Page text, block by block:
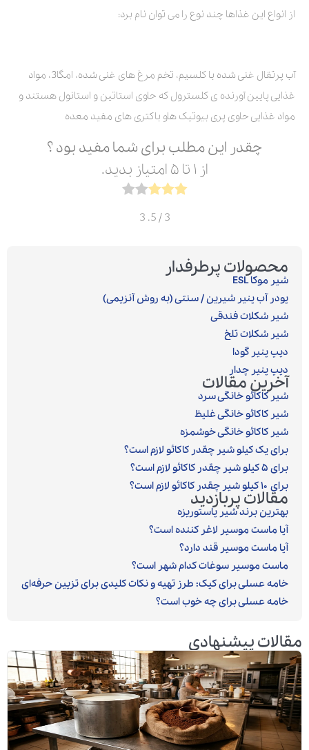
از انواع این غذاها چند نوع را می توان نام برد:
آب پرتقال غنی شده با کلسیم، تخم مرغ های غنی شده، امگا3، مواد
غذایی پایین آورنده ی کلسترول که حاوی استاتین و استانول هستند و
مواد غذایی حاوی پری بیوتیک هاو باکتری های مفید معده
چقدر این مطلب برای شما مفید بود ؟
از ۱ تا ۵ امتیاز بدید.
3
/ 5.
3
محصولات پرطرفدار
شیر موکا ESL
پودر آب پنیر شیرین / سنتی (به روش آنزیمی)‎
شیر شکلات فندقی
شیر شکلات تلخ
دیپ پنیر گودا
دیپ پنیر چدار
آخرین مقالات
شیر کاکائو خانگی سرد
شیر کاکائو خانگی غلیظ
شیر کاکائو خانگی خوشمزه
برای یک کیلو شیر چقدر کاکائو لازم است؟
برای ۵ کیلو شیر چقدر کاکائو لازم است؟
برای ۱۰ کیلو شیر چقدر کاکائو لازم است؟
مقالات پربازدید
بهترین برند شیر پاستوریزه
آیا ماست موسیر لاغر کننده است؟
آیا ماست موسیر قند دارد؟
ماست موسیر سوغات کدام شهر است؟
خامه عسلی برای کیک: طرز تهیه و نکات کلیدی برای تزیین حرفه‌ای
خامه عسلی برای چه خوب است؟
مقالات پیشنهادی